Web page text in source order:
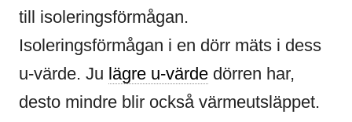
till isoleringsförmågan.
Isoleringsförmågan i en dörr mäts i dess
u-värde. Ju lägre u-värde dörren har,
desto mindre blir också värmeutsläppet.